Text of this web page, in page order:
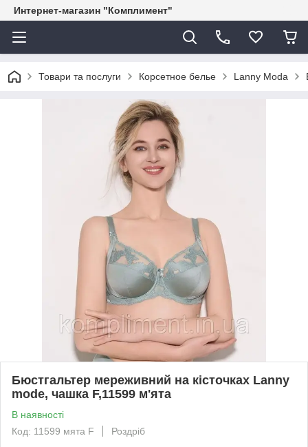
Интернет-магазин "Комплимент"
Товари та послуги Корсетное белье Lanny Moda
Бюстгальтер мереживний на кісточках Lanny
mode, чашка F,11599 м'ята
В наявності
Код: 11599 мята F
Роздріб